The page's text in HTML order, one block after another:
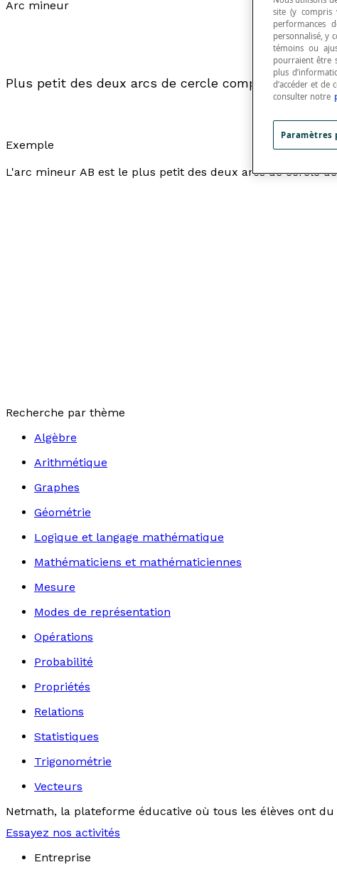
Arc mineur
Plus petit des deux arcs de cercle compris entre
Exemple
L'arc mineur AB est le plus petit des deux arcs de cercle
Recherche par thème
Algèbre
Arithmétique
Graphes
Géométrie
Logique et langage mathématique
Mathématiciens et mathématiciennes
Mesure
Modes de représentation
Opérations
Probabilité
Propriétés
Relations
Statistiques
Trigonométrie
Vecteurs
Netmath, la plateforme éducative où tous les élèves ont
Essayez nos activités
Entreprise
site (y compris
performances
personnalisé, y
témoins ou
pourraient être
plus
d’accéder et
consulter notre
Paramètres